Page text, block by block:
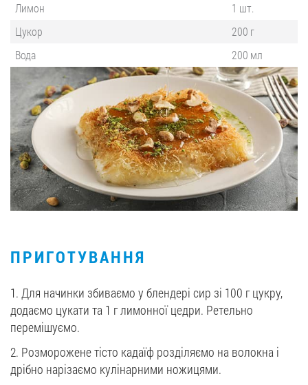
Лимон
1 шт.
Цукор
200 г
Вода
200 мл
ПРИГОТУВАННЯ
1. Для начинки збиваємо у блендері сир зі 100 г цукру,
додаємо цукати та 1 г лимонної цедри. Ретельно
перемішуємо.
2. Розморожене тісто кадаїф розділяємо на волокна і
дрібно нарізаємо кулінарними ножицями.